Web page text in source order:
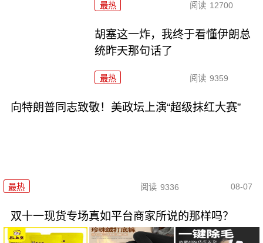
最热 阅读 12700
胡塞这一炸，我终于看懂伊朗总
统昨天那句话了
最热 阅读 9359
向特朗普同志致敬！美政坛上演“超级抹红大赛”
最热 阅读 9336 08-07
双十一现货专场真如平台商家所说的那样吗？